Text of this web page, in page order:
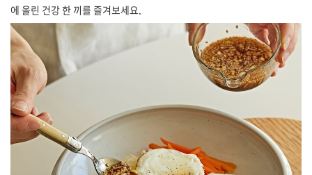
에 올린 건강 한 끼를 즐겨보세요.